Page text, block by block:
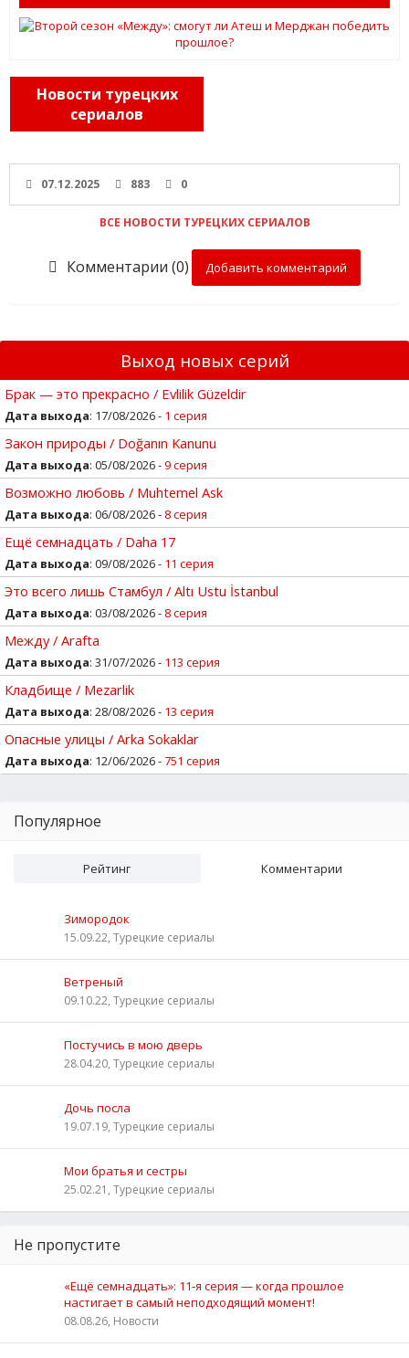
Новости турецких
сериалов
07.12.2025 883 0
ВСЕ НОВОСТИ ТУРЕЦКИХ СЕРИАЛОВ
Комментарии (0) Добавить комментарий
Выход новых серий
Брак — это прекрасно / Evlilik Güzeldir
Дата выхода: 17/08/2026 - 1 серия
Закон природы / Doğanın Kanunu
Дата выхода: 05/08/2026 -9 серия
Возможно любовь / Muhtemel Ask
Дата выхода: 06/08/2026 - 8 серия
Ещё семнадцать / Daha 17
Дата выхода: 09/08/2026 - 11 серия
Это всего лишь Стамбул / Altı Ustu İstanbul
Дата выхода: 03/08/2026 - 8 серия
Между / Arafta
Дата выхода: 31/07/2026 - 113 серия
Кладбище / Mezarlik
Дата выхода: 28/08/2026 - 13 серия
Опасные улицы / Arka Sokaklar
Дата выхода: 12/06/2026 -751 серия
Популярное
Рейтинг Комментарии
Зимородок
15.09.22, Турецкие сериалы
Ветреный
09.10.22, Турецкие сериалы
Постучись в мою дверь
28.04.20, Турецкие сериалы
Дочь посла
19.07.19, Турецкие сериалы
Мои братья и сестры
25.02.21, Турецкие сериалы
Не пропустите
«Ещё семнадцать»: 11‑я серия — когда прошлое
настигает в самый неподходящий момент!
08.08.26, Новости